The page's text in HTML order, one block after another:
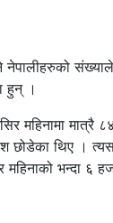
हुन् ।
महिनामा
छोडेका थिए ।
भन्दा ६